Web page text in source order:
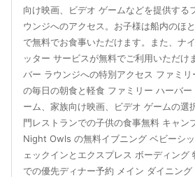
向け映画、ビデオ ゲームなどを提供する
ウンジへのアクセス。お子様は船内のほ
で無料でお食事いただけます。また、ナ
ッター サービスが無料でご利用いただけ
バー ラウンジへの特別アクセス ファミ
の毎日の朝食と軽食 ファミリー ハーバ
ーム、家族向け映画、ビデオ ゲームの選
門レストランでの子供の食事無料 キャン
Night Owls の無料イブニング ベビーシ
ェックインとエクスプレス ボーディング
での優先ディナー予約 メイン ダイニン